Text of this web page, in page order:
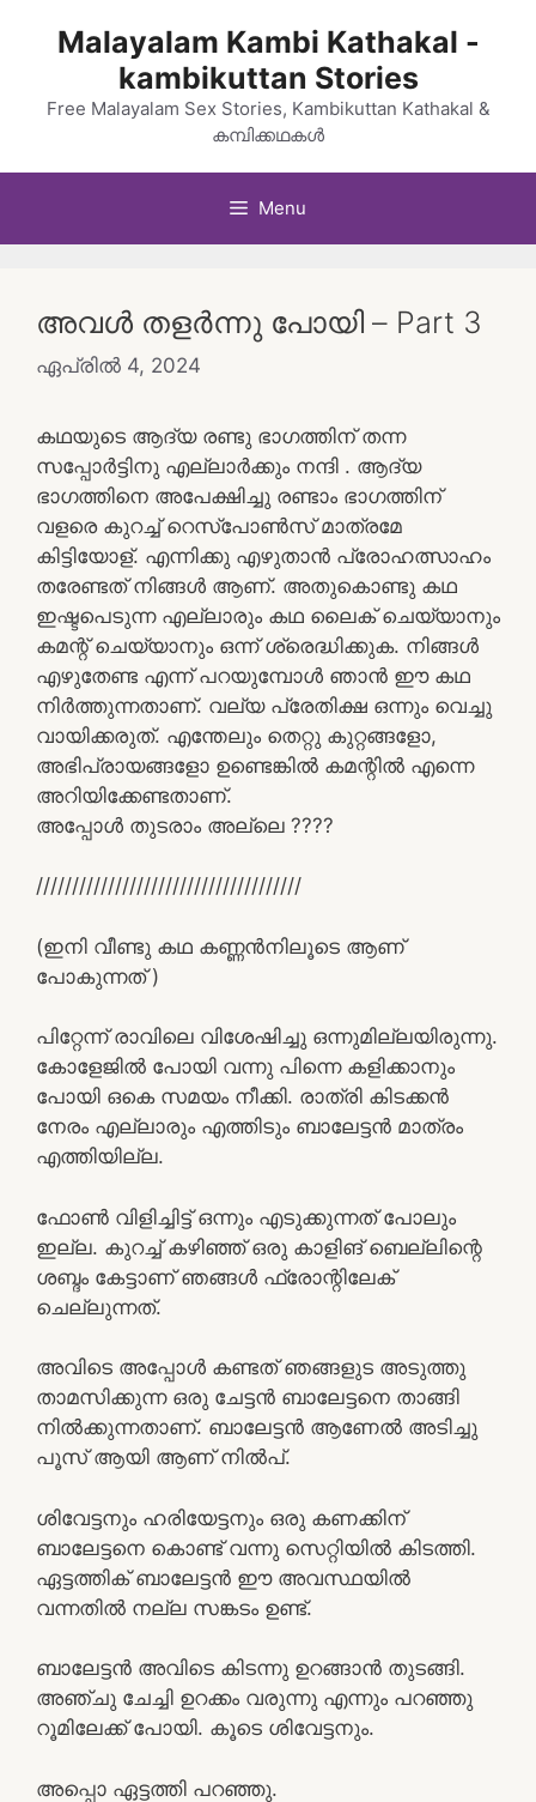
Malayalam Kambi Kathakal -
kambikuttan Stories
Free Malayalam Sex Stories, Kambikuttan Kathakal &
കമ്പിക്കഥകൾ
Menu
അവൾ തളർന്നു പോയി – Part 3
ഏപ്രിൽ 4, 2024
കഥയുടെ ആദ്യ രണ്ടു ഭാഗത്തിന് തന്ന
സപ്പോർട്ടിനു എല്ലാർക്കും നന്ദി . ആദ്യ
ഭാഗത്തിനെ അപേക്ഷിച്ചു രണ്ടാം ഭാഗത്തിന്
വളരെ കുറച്ച് റെസ്പോൺസ് മാത്രമേ
കിട്ടിയോള്. എന്നിക്കു എഴുതാൻ പ്രോഹത്സാഹം
തരേണ്ടത് നിങ്ങൾ ആണ്. അതുകൊണ്ടു കഥ
ഇഷ്ടപെടുന്ന എല്ലാരും കഥ ലൈക്‌ ചെയ്യാനും
കമന്റ്‌ ചെയ്യാനും ഒന്ന് ശ്രെദ്ധിക്കുക. നിങ്ങൾ
എഴുതേണ്ട എന്ന് പറയുമ്പോൾ ഞാൻ ഈ കഥ
നിർത്തുന്നതാണ്. വല്യ പ്രേതിക്ഷ ഒന്നും വെച്ചു
വായിക്കരുത്. എന്തേലും തെറ്റു കുറ്റങ്ങളോ,
അഭിപ്രായങ്ങളോ ഉണ്ടെങ്കിൽ കമന്റിൽ എന്നെ
അറിയിക്കേണ്ടതാണ്.
അപ്പോൾ തുടരാം അല്ലെ ????
/////////////////////////////////////
(ഇനി വീണ്ടു കഥ കണ്ണൻനിലൂടെ ആണ്
പോകുന്നത് )
പിറ്റേന്ന് രാവിലെ വിശേഷിച്ചു ഒന്നുമില്ലയിരുന്നു.
കോളേജിൽ പോയി വന്നു പിന്നെ കളിക്കാനും
പോയി ഒകെ സമയം നീക്കി. രാത്രി കിടക്കൻ
നേരം എല്ലാരും എത്തിടും ബാലേട്ടൻ മാത്രം
എത്തിയില്ല.
ഫോൺ വിളിച്ചിട്ട് ഒന്നും എടുക്കുന്നത് പോലും
ഇല്ല. കുറച്ച് കഴിഞ്ഞ് ഒരു കാളിങ് ബെല്ലിന്റെ
ശബ്ദം കേട്ടാണ് ഞങ്ങൾ ഫ്രോന്റിലേക്
ചെല്ലുന്നത്.
അവിടെ അപ്പോൾ കണ്ടത് ഞങ്ങളുട അടുത്തു
താമസിക്കുന്ന ഒരു ചേട്ടൻ ബാലേട്ടനെ താങ്ങി
നിൽക്കുന്നതാണ്. ബാലേട്ടൻ ആണേൽ അടിച്ചു
പൂസ് ആയി ആണ് നിൽപ്.
ശിവേട്ടനും ഹരിയേട്ടനും ഒരു കണക്കിന്
ബാലേട്ടനെ കൊണ്ട് വന്നു സെറ്റിയിൽ കിടത്തി.
ഏട്ടത്തിക് ബാലേട്ടൻ ഈ അവസ്ഥയിൽ
വന്നതിൽ നല്ല സങ്കടം ഉണ്ട്.
ബാലേട്ടൻ അവിടെ കിടന്നു ഉറങ്ങാൻ തുടങ്ങി.
അഞ്ചു ചേച്ചി ഉറക്കം വരുന്നു എന്നും പറഞ്ഞു
റൂമിലേക്ക് പോയി. കൂടെ ശിവേട്ടനും.
അപ്പൊ ഏട്ടത്തി പറഞ്ഞു.